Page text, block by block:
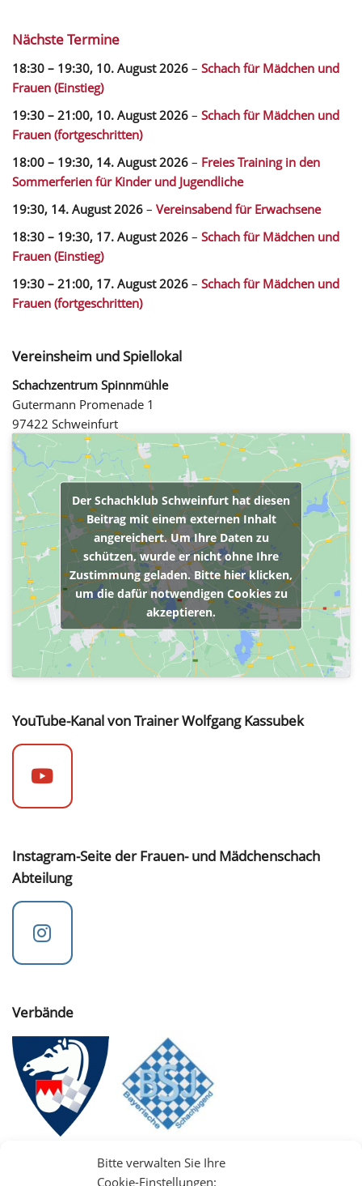
Bitte verwalten Sie Ihre
Cookie-Einstellungen:
Nächste Termine
18:30 – 19:30, 10. August 2026 – Schach für Mädchen und
Frauen (Einstieg)
19:30 – 21:00, 10. August 2026 – Schach für Mädchen und
Frauen (fortgeschritten)
18:00 – 19:30, 14. August 2026 – Freies Training in den
Sommerferien für Kinder und Jugendliche
19:30, 14. August 2026 – Vereinsabend für Erwachsene
18:30 – 19:30, 17. August 2026 – Schach für Mädchen und
Frauen (Einstieg)
19:30 – 21:00, 17. August 2026 – Schach für Mädchen und
Frauen (fortgeschritten)
Vereinsheim und Spiellokal
Schachzentrum Spinnmühle
Gutermann Promenade 1
97422 Schweinfurt
Der Schachklub Schweinfurt hat diesen
Beitrag mit einem externen Inhalt
angereichert. Um Ihre Daten zu
schützen, wurde er nicht ohne Ihre
Zustimmung geladen. Bitte hier klicken,
um die dafür notwendigen Cookies zu
akzeptieren.
YouTube-Kanal von Trainer Wolfgang Kassubek
Instagram-Seite der Frauen- und Mädchenschach
Abteilung
Verbände